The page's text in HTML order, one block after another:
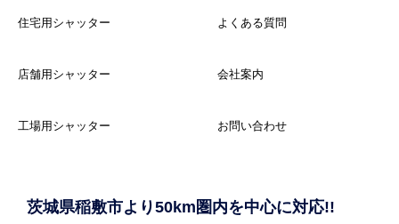
住宅用シャッター
店舗用シャッター
工場用シャッター
よくある質問
会社案内
お問い合わせ
茨城県稲敷市より50km圏内を中心に対応!!